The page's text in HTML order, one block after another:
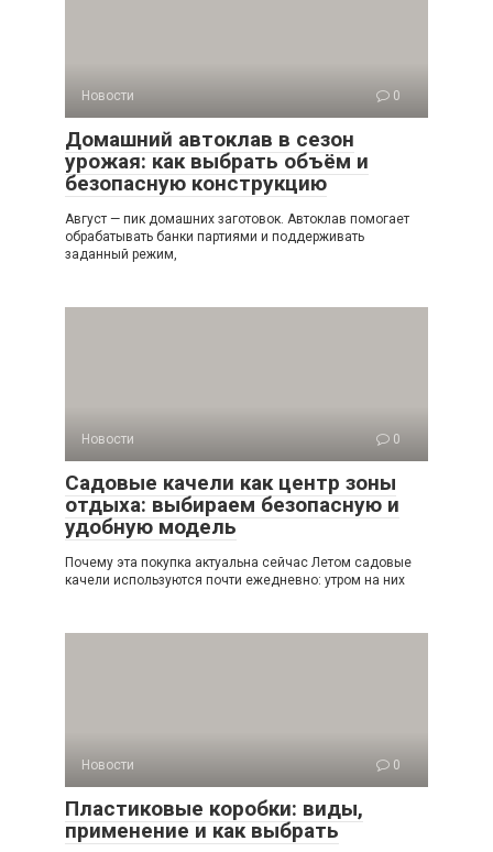
Новости 0
Домашний автоклав в сезон
урожая: как выбрать объём и
безопасную конструкцию
Август — пик домашних заготовок. Автоклав помогает
обрабатывать банки партиями и поддерживать
заданный режим,
Новости 0
Садовые качели как центр зоны
отдыха: выбираем безопасную и
удобную модель
Почему эта покупка актуальна сейчас Летом садовые
качели используются почти ежедневно: утром на них
Новости 0
Пластиковые коробки: виды,
применение и как выбрать